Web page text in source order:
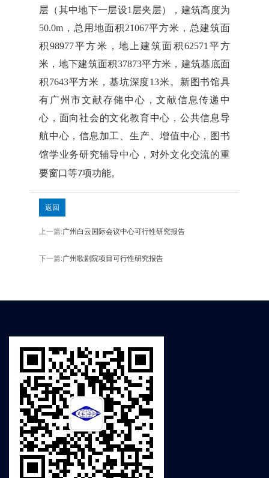
层（其中地下一层设1层夹层），建筑高度为
50.0m，总用地面积21067平方米，总建筑面
积98977平方米，地上建筑面积62571平方
米，地下建筑面积37873平方米，建筑基底面
积7643平方米，基坑深度13米。新图书馆具
有广州市文献存储中心，文献信息传递中
心，面向社会的文化教育中心，公共信息导
航中心，信息加工、生产、增值中心，
图书
馆学业务研究辅导中心，对外文化交流的重
要窗口等7项功能。
返回
上一篇:广州白云国际会议中心可行性研究报告
下一篇:广州歌剧院项目可行性研究报告